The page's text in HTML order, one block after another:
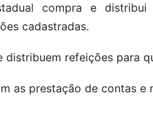
compra e
cadastradas.
distribuem refeições para
as prestação de contas e